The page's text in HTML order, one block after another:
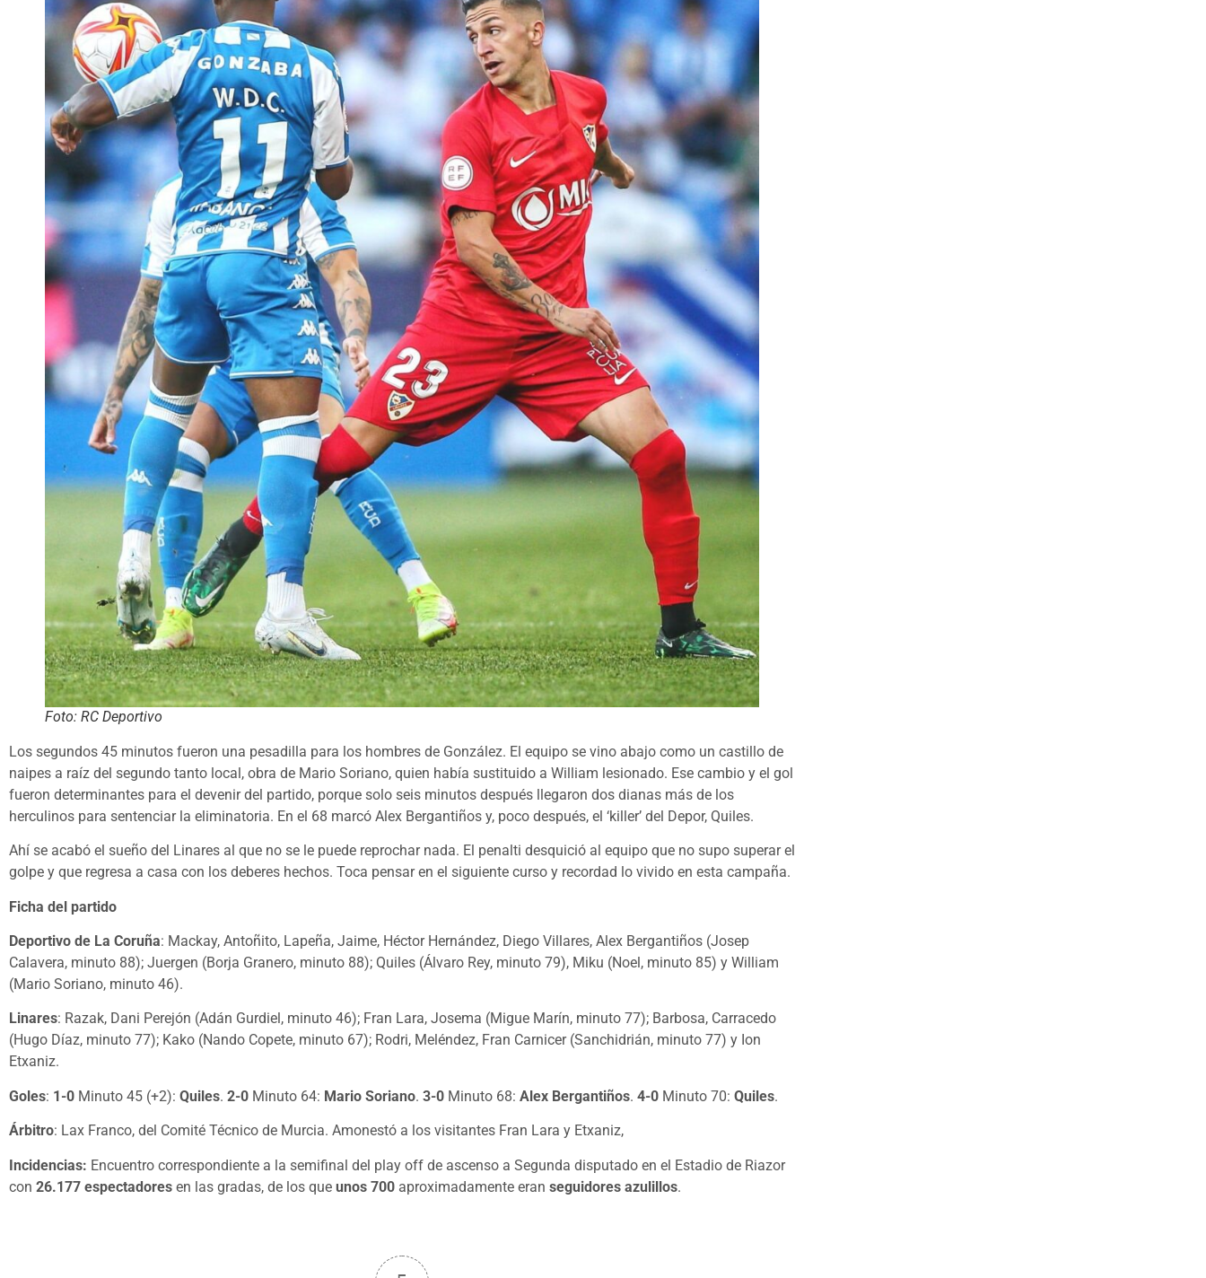
Foto: RC Deportivo
Los segundos 45 minutos fueron una pesadilla para los hombres de González. El equipo se vino abajo como un castillo de
naipes a raíz del segundo tanto local, obra de Mario Soriano, quien había sustituido a William lesionado. Ese cambio y el gol
fueron determinantes para el devenir del partido, porque solo seis minutos después llegaron dos dianas más de los
herculinos para sentenciar la eliminatoria. En el 68 marcó Alex Bergantiños y, poco después, el ‘killer’ del Depor, Quiles.
Ahí se acabó el sueño del Linares al que no se le puede reprochar nada. El penalti desquició al equipo que no supo superar el
golpe y que regresa a casa con los deberes hechos. Toca pensar en el siguiente curso y recordad lo vivido en esta campaña.
Ficha del partido
Deportivo de La Coruña: Mackay, Antoñito, Lapeña, Jaime, Héctor Hernández, Diego Villares, Alex Bergantiños (Josep
Calavera, minuto 88); Juergen (Borja Granero, minuto 88); Quiles (Álvaro Rey, minuto 79), Miku (Noel, minuto 85) y William
(Mario Soriano, minuto 46).
Linares: Razak, Dani Perejón (Adán Gurdiel, minuto 46); Fran Lara, Josema (Migue Marín, minuto 77); Barbosa, Carracedo
(Hugo Díaz, minuto 77); Kako (Nando Copete, minuto 67); Rodri, Meléndez, Fran Carnicer (Sanchidrián, minuto 77) y Ion
Etxaniz.
Goles: 1-0 Minuto 45 (+2): Quiles. 2-0 Minuto 64: Mario Soriano. 3-0 Minuto 68: Alex Bergantiños. 4-0 Minuto 70: Quiles.
Árbitro: Lax Franco, del Comité Técnico de Murcia. Amonestó a los visitantes Fran Lara y Etxaniz,
Incidencias: Encuentro correspondiente a la semifinal del play off de ascenso a Segunda disputado en el Estadio de Riazor
con 26.177 espectadores en las gradas, de los que unos 700 aproximadamente eran seguidores azulillos.